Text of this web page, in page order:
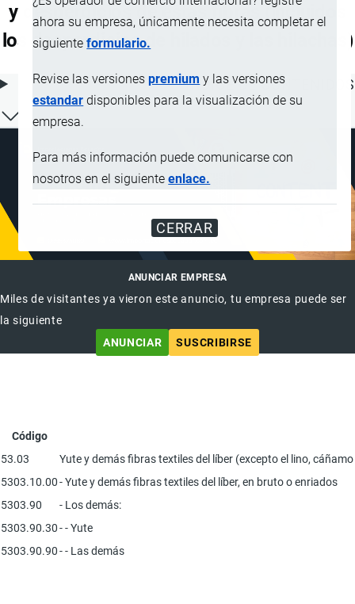
ahora su empresa, únicamente necesita completar el
siguienteformulario.
Revise las versionespremium y las versiones
estandar disponibles para la visualización de su
empresa.
Para más información puede comunicarse con
nosotros en el siguienteenlace.
CERRAR
y desperdicios de estas fibras (incluidos
los desperdicios de hilados y las hilachas)
ÍNDICE DE CONTENIDOS
ANUNCIAR EMPRESA
Miles de visitantes ya vieron este anuncio, tu empresa puede ser
la siguiente
ANUNCIAR
SUSCRIBIRSE
Código
53.03
Yute y demás fibras textiles del líber (excepto el lino,
5303.10.00- Yute y demás fibras textiles del líber, en bruto o enriados
5303.90
- Los demás:
5303.90.30- - Yute
5303.90.90- - Las demás